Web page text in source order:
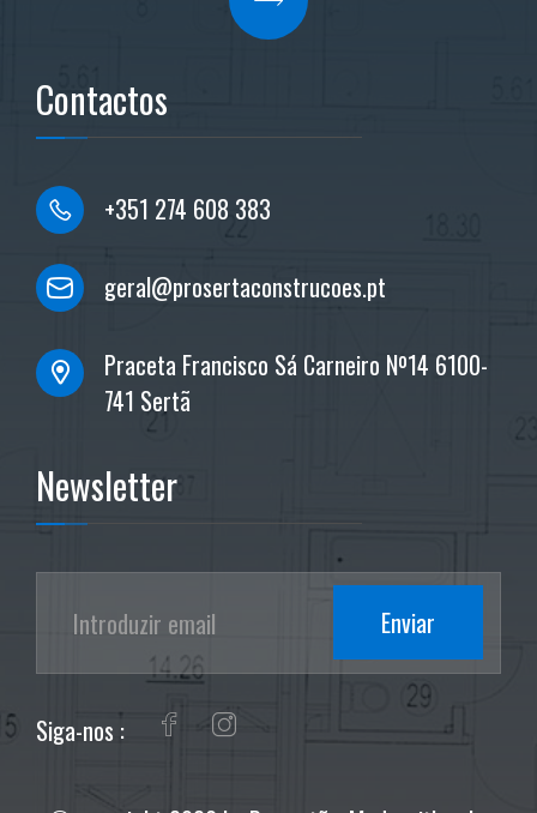
Contactos
+351 274 608 383
geral@prosertaconstrucoes.pt
Praceta Francisco Sá Carneiro Nº14 6100-
741 Sertã
Newsletter
Enviar
Siga-nos :